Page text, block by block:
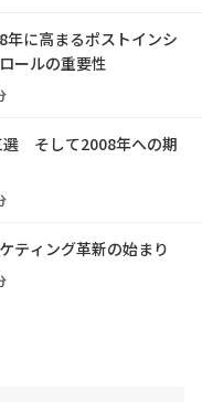
年に高まるポストインシ
ールの重要性
選 そして2008年への期
ティング革新の始まり